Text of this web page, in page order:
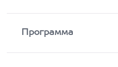
Программа